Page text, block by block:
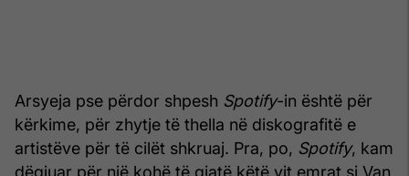
Arsyeja pse përdor shpesh Spotify-in është për
kërkime, për zhytje të thella në diskografitë e
artistëve për të cilët shkruaj. Pra, po, Spotify, kam
dëgjuar për një kohë të gjatë këtë vit emrat si Van